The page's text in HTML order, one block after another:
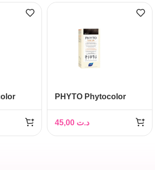
PHYTO Phytocolor
clair, 1 kit
د.ت